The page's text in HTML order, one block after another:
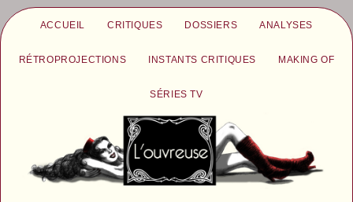
ACCUEIL CRITIQUES DOSSIERS ANALYSES
RÉTROPROJECTIONS INSTANTS CRITIQUES MAKING OF
SÉRIES TV